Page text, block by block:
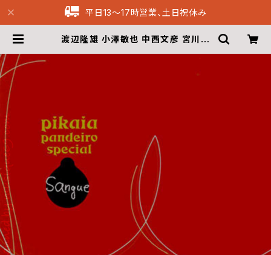
平日13〜17時営業、土日祝休み
渡辺隆雄 小澤敏也 中西文彦 宮川剛